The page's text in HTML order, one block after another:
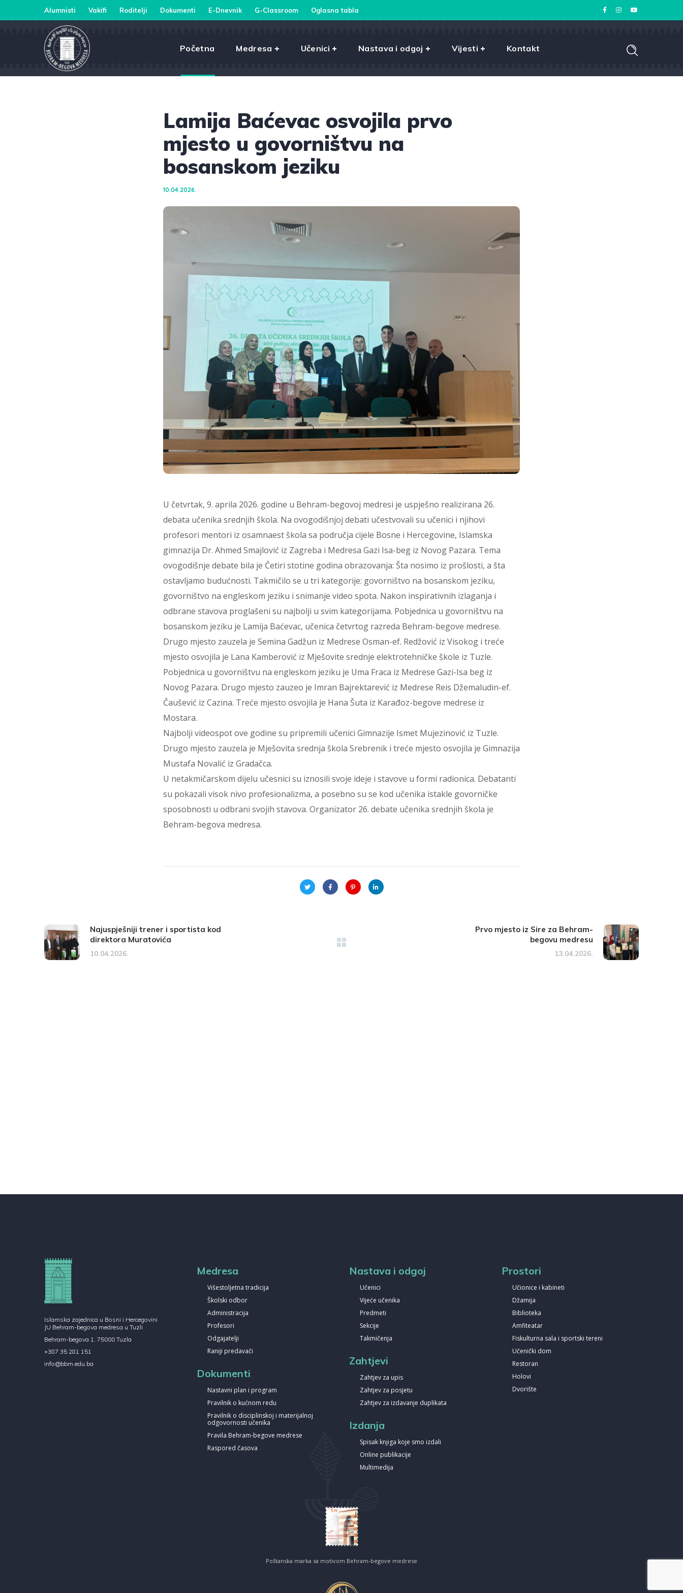
Alumnisti Vakifi Roditelji Dokumenti E-Dnevnik G-Classroom Oglasna tabla
Početna Medresa Učenici Nastava i odgoj Vijesti Kontakt
Lamija Baćevac osvojila prvo
mjesto u govorništvu na
bosanskom jeziku
10.04.2026.
U četvrtak, 9. aprila 2026. godine u Behram-begovoj medresi je uspješno realizirana 26.
debata učenika srednjih škola. Na ovogodišnjoj debati učestvovali su učenici i njihovi
profesori mentori iz osamnaest škola sa područja cijele Bosne i Hercegovine, Islamska
gimnazija Dr. Ahmed Smajlović iz Zagreba i Medresa Gazi Isa-beg iz Novog Pazara. Tema
ovogodišnje debate bila je Četiri stotine godina obrazovanja: Šta nosimo iz prošlosti, a šta
ostavljamo budućnosti. Takmičilo se u tri kategorije: govorništvo na bosanskom jeziku,
govorništvo na engleskom jeziku i snimanje video spota. Nakon inspirativnih izlaganja i
odbrane stavova proglašeni su najbolji u svim kategorijama. Pobjednica u govorništvu na
bosanskom jeziku je Lamija Baćevac, učenica četvrtog razreda Behram-begove medrese.
Drugo mjesto zauzela je Semina Gadžun iz Medrese Osman-ef. Redžović iz Visokog i treće
mjesto osvojila je Lana Kamberović iz Mješovite srednje elektrotehničke škole iz Tuzle.
Pobjednica u govorništvu na engleskom jeziku je Uma Fraca iz Medrese Gazi-Isa beg iz
Novog Pazara. Drugo mjesto zauzeo je Imran Bajrektarević iz Medrese Reis Džemaludin-ef.
Čaušević iz Cazina. Treće mjesto osvojila je Hana Šuta iz Karađoz-begove medrese iz
Mostara.
Najbolji videospot ove godine su pripremili učenici Gimnazije Ismet Mujezinović iz Tuzle.
Drugo mjesto zauzela je Mješovita srednja škola Srebrenik i treće mjesto osvojila je Gimnazija
Mustafa Novalić iz Gradačca.
U netakmičarskom dijelu učesnici su iznosili svoje ideje i stavove u formi radionica. Debatanti
su pokazali visok nivo profesionalizma, a posebno su se kod učenika istakle govorničke
sposobnosti u odbrani svojih stavova. Organizator 26. debate učenika srednjih škola je
Behram-begova medresa.
Najuspješniji trener i sportista kod
direktora Muratovića
10.04.2026.
Prvo mjesto iz Sire za Behram-
begovu medresu
13.04.2026.
Islamska zajednica u Bosni i Hercegovini
JU Behram-begova medresa u Tuzli
Behram-begova 1, 75000 Tuzla
+387 35 281 151
info@bbm.edu.ba
Medresa
Višestoljetna tradicija
Školski odbor
Administracija
Profesori
Odgajatelji
Raniji predavači
Dokumenti
Nastavni plan i program
Pravilnik o kućnom redu
Pravilnik o disciplinskoj i materijalnoj
odgovornosti učenika
Pravila Behram-begove medrese
Raspored časova
Nastava i odgoj
Učenici
Vijeće učenika
Predmeti
Sekcije
Takmičenja
Zahtjevi
Zahtjev za upis
Zahtjev za posjetu
Zahtjev za izdavanje duplikata
Izdanja
Spisak knjiga koje smo izdali
Online publikacije
Multimedija
Prostori
Učionice i kabineti
Džamija
Biblioteka
Amfiteatar
Fiskulturna sala i sportski tereni
Učenički dom
Restoran
Holovi
Dvorište
Poštanska marka sa motivom Behram-begove medrese